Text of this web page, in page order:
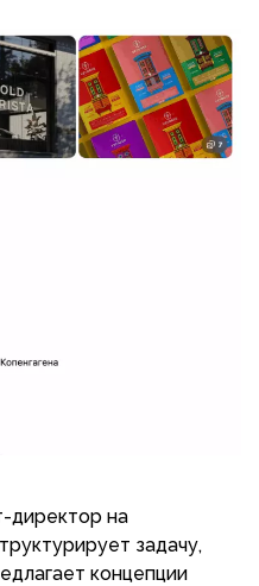
директор на
задачу,
концепции